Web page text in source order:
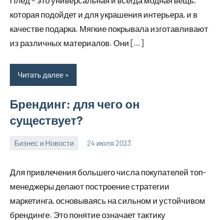
которая подойдет и для украшения интерьера, и в
качестве подарка. Мягкие покрывала изготавливают
из различных материалов. Они […]
Читать далее
Брендинг: для чего он
существует?
Бизнес и Новости 24 июля 2023
Для привлечения большего числа покупателей топ-
менеджеры делают построение стратегии
маркетинга, основываясь на сильном и устойчивом
брендинге. Это понятие означает тактику